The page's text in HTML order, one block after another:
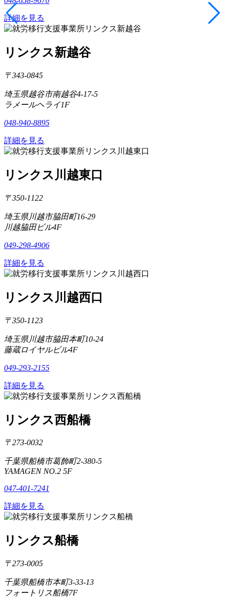
詳細を見る
リンクス新越谷
〒343-0845
埼玉県越谷市南越谷4-17-5
ラメールヘライ1F
048-940-8895
詳細を見る
リンクス川越東口
〒350-1122
埼玉県川越市脇田町16-29
川越脇田ビル4F
049-298-4906
詳細を見る
リンクス川越西口
〒350-1123
埼玉県川越市脇田本町10-24
藤蔵ロイヤルビル4F
049-293-2155
詳細を見る
リンクス西船橋
〒273-0032
千葉県船橋市葛飾町2-380-5
YAMAGEN NO.2 5F
047-401-7241
詳細を見る
リンクス船橋
〒273-0005
千葉県船橋市本町3-33-13
フォートリス船橋7F